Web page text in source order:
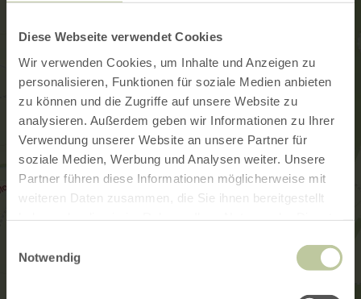
Diese Webseite verwendet Cookies
Wir verwenden Cookies, um Inhalte und Anzeigen zu
personalisieren, Funktionen für soziale Medien anbieten
zu können und die Zugriffe auf unsere Website zu
analysieren. Außerdem geben wir Informationen zu Ihrer
Verwendung unserer Website an unsere Partner für
soziale Medien, Werbung und Analysen weiter. Unsere
Partner führen diese Informationen möglicherweise mit
weiteren Daten zusammen, die Sie ihnen bereitgestellt
Notwendig